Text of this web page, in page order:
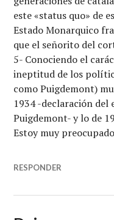
este «status quo» de
Estado Monarquico
que el señorito del
5- Conociendo el
ineptitud de los
como Puigdemont)
1934 -declaración del
Puigdemont- y lo de
Estoy muy
RESPONDER